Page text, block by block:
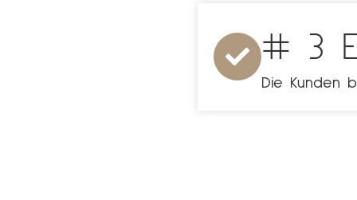
# 3
Die Kunden